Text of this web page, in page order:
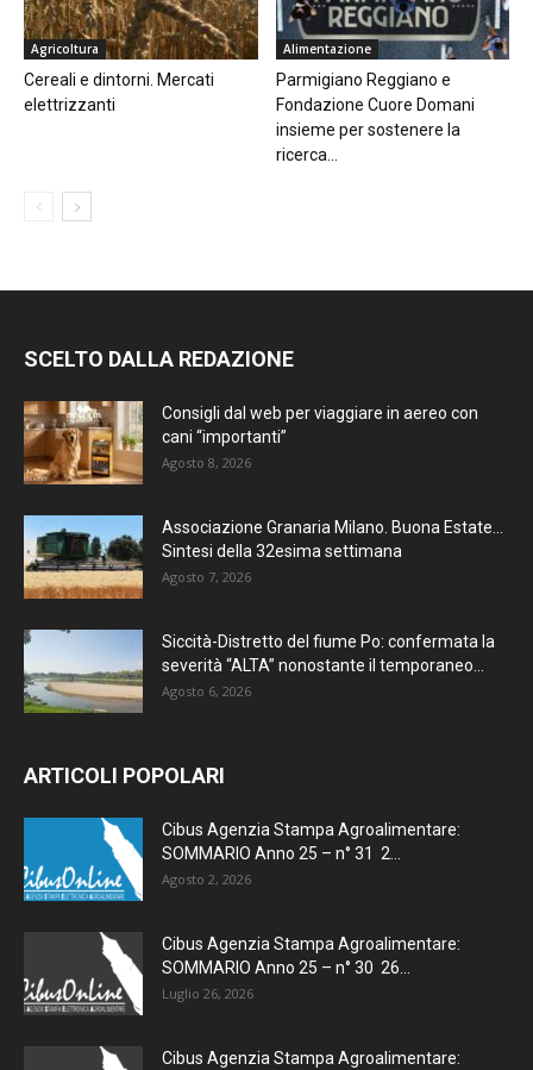
Agricoltura
Cereali e dintorni. Mercati
elettrizzanti
Alimentazione
Parmigiano Reggiano e
Fondazione Cuore Domani
insieme per sostenere la
ricerca...
SCELTO DALLA REDAZIONE
Consigli dal web per viaggiare in aereo con
cani “importanti”
Agosto 8, 2026
Associazione Granaria Milano. Buona Estate…
Sintesi della 32esima settimana
Agosto 7, 2026
Siccità-Distretto del fiume Po: confermata la
severità “ALTA” nonostante il temporaneo...
Agosto 6, 2026
ARTICOLI POPOLARI
Cibus Agenzia Stampa Agroalimentare:
SOMMARIO Anno 25 – n° 31 2...
Agosto 2, 2026
Cibus Agenzia Stampa Agroalimentare:
SOMMARIO Anno 25 – n° 30 26...
Luglio 26, 2026
Cibus Agenzia Stampa Agroalimentare: